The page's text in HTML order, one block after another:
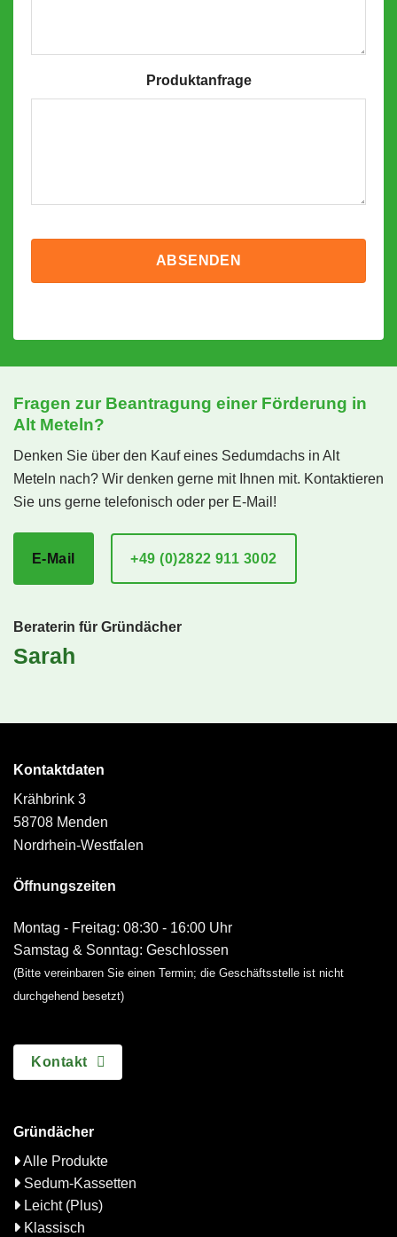
Produktanfrage
Fragen zur Beantragung einer Förderung in
Alt Meteln?
Denken Sie über den Kauf eines Sedumdachs in Alt
Meteln nach? Wir denken gerne mit Ihnen mit. Kontaktieren
Sie uns gerne telefonisch oder per E-Mail!
E-Mail +49 (0)2822 911 3002
Beraterin für Gründächer
Sarah
Kontaktdaten
Krähbrink 3
58708 Menden
Nordrhein-Westfalen
Öffnungszeiten
Montag - Freitag: 08:30 - 16:00 Uhr
Samstag & Sonntag: Geschlossen
(Bitte vereinbaren Sie einen Termin; die Geschäftsstelle ist nicht
durchgehend besetzt)
Kontakt
Gründächer
Alle Produkte
Sedum-Kassetten
Leicht (Plus)
Klassisch